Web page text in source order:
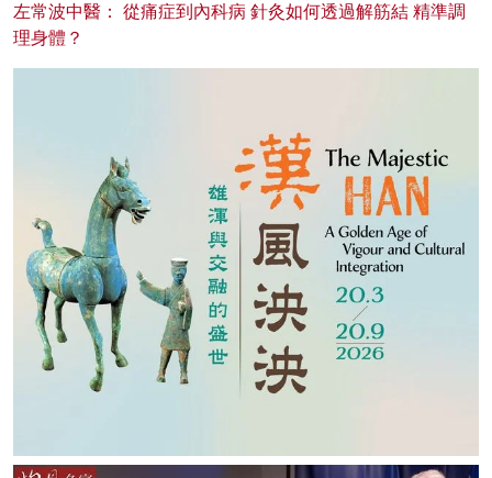
左常波中醫： 從痛症到內科病 針灸如何透過解筋結 精準調
理身體？